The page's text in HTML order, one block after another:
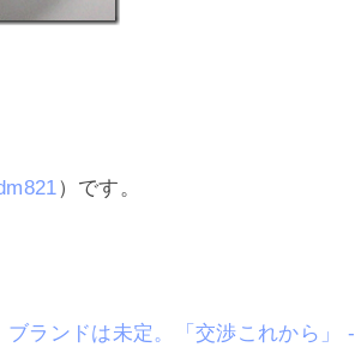
）です。
ランドは未定。「交渉これから」 -